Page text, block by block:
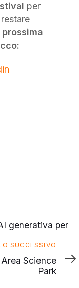
per
generativa per
SUCCESSIVO
Science
Park